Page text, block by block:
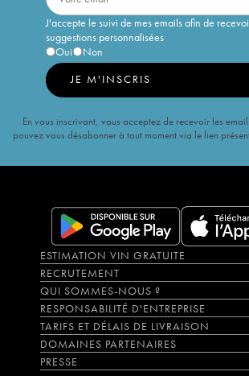
J'accepte le suivi de mes emails afin de
suggestions personnalisées
Oui
Non
JE M'INSCRIS
En vous inscrivant, vous acceptez de recevoir les
pouvez vous désabonner à tout moment via le lien
ESTIMATION VIN GRATUITE
RECRUTEMENT
QUI SOMMES-NOUS ?
RESPONSABILITÉ D'ENTREPRISE
TARIFS ET DÉLAIS DE LIVRAISON
DOMAINES PARTENAIRES
PRESSE